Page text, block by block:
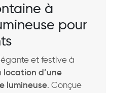
à
pour
et festive à
location d’une
lumineuse. Conçue